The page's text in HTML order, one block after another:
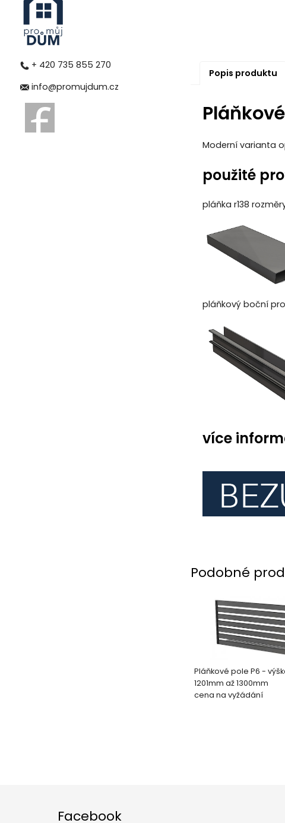
+ 420 735 855 270
info@promujdum.cz
Popis produktu
Moderní varianta
použité
pláňka r138
pláňkový boční
více
Podobné
Pláňkové pole P6 -
1201mm až 1300mm
cena na vyžádání
Facebook